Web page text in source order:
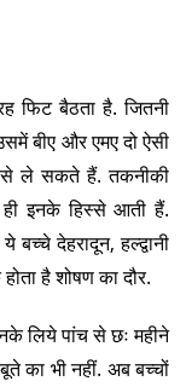
फिट बैठता है. जितनी
बीए और एमए दो ऐसी
से ले सकते हैं. तकनीकी
इनके हिस्से आती हैं.
देहरादून, हल्द्वानी
है शोषण का दौर.
लिये पांच से छः महीने
का भी नहीं. अब बच्चों